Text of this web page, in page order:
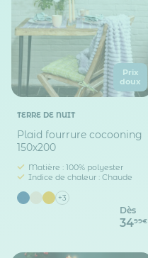
Prix
doux
TERRE DE NUIT
Plaid fourrure cocooning
150x200
Matière : 100% polyester
Indice de chaleur : Chaude
+3
Dès
3499€